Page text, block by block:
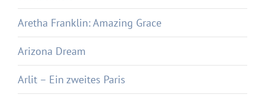
Aretha Franklin: Amazing Grace
Arizona Dream
Arlit – Ein zweites Paris